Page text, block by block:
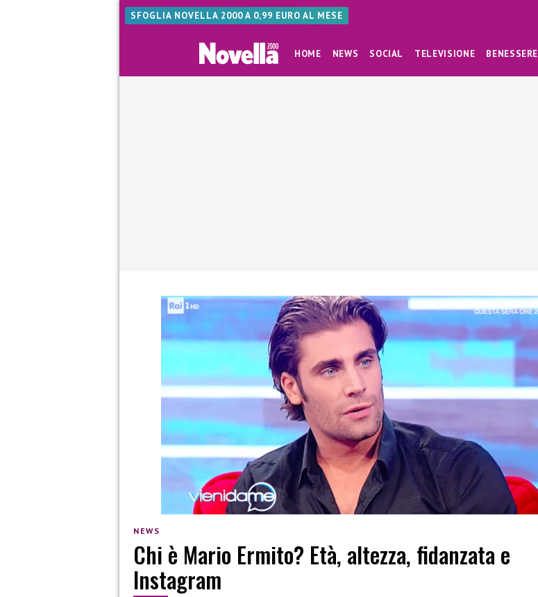
SFOGLIA NOVELLA 2000 A 0,99 EURO AL MESE
HOME NEWS SOCIAL TELEVISIONE BENESSERE
NEWS
Chi è Mario Ermito? Età, altezza, fidanzata e
Instagram